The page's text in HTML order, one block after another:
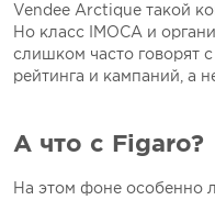
Vendеe Arctique такой
Но класс IMOCA и
слишком часто говорят
рейтинга и кампаний, а
А что с Figaro?
На этом фоне особенно